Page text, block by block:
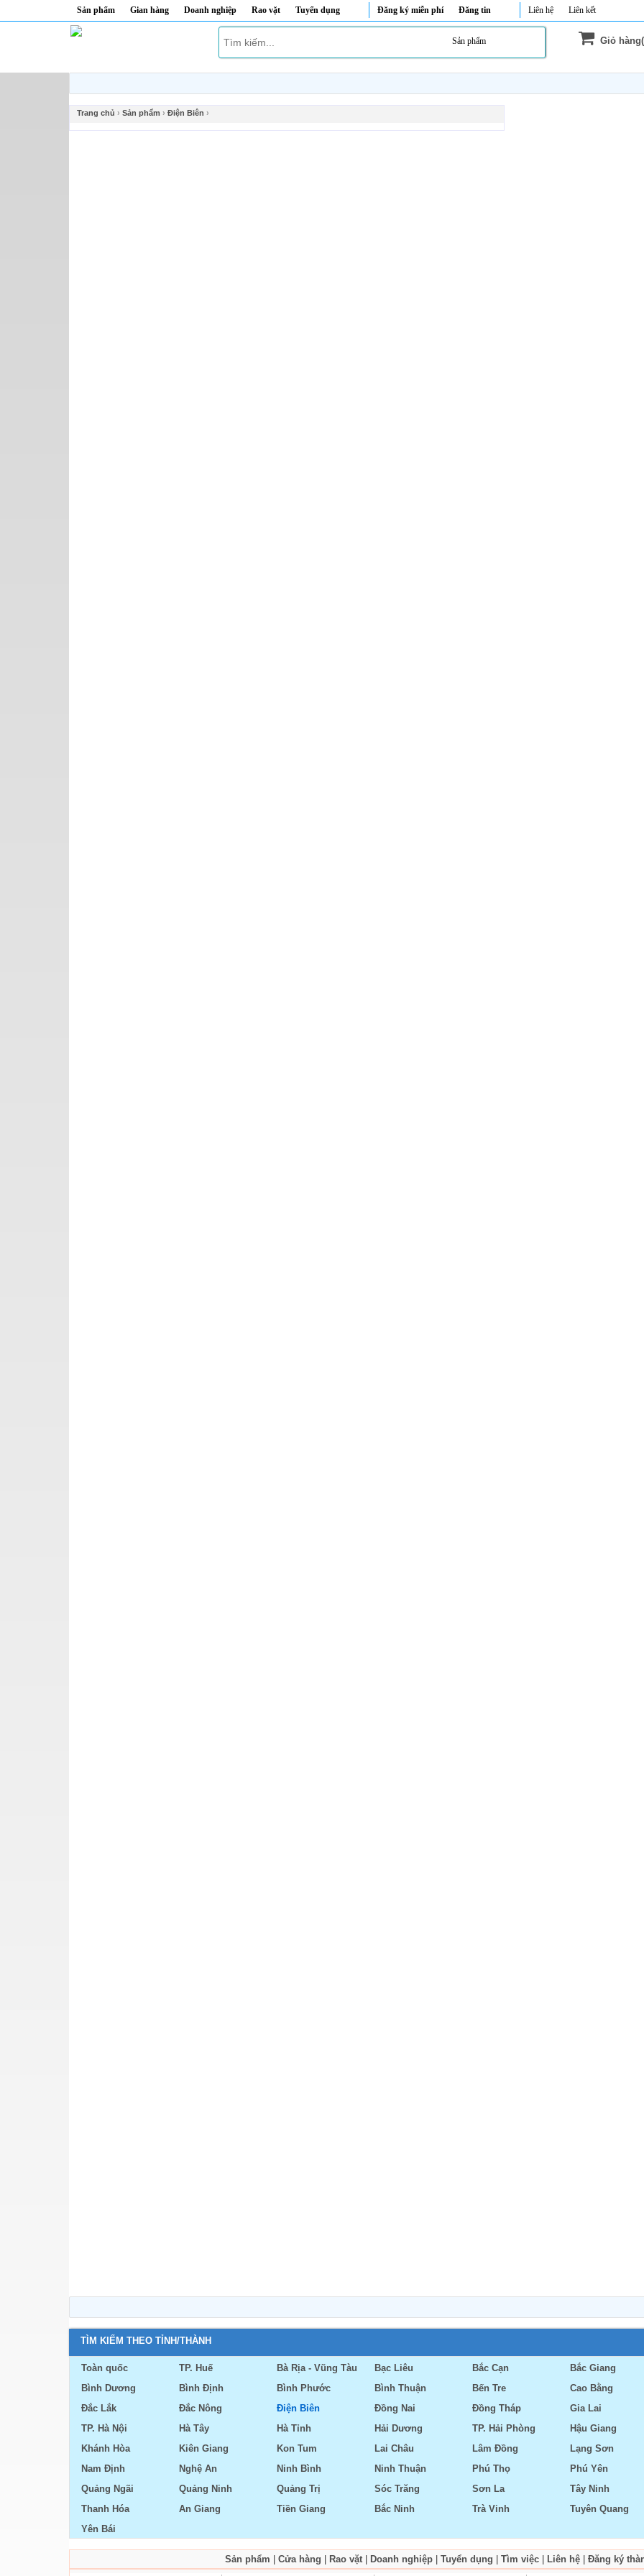
Sản phẩm Gian hàng Doanh nghiệp Rao vặt Tuyển dụng Đăng ký miễn phí Đăng tin Liên hệ Liên kết
Sản phẩm Giỏ
Trang chủ › Sản phẩm › Điện Biên ›
TÌM KIẾM THEO TỈNH/THÀNH
Toàn quốc TP. Huế Bà Rịa - Vũng Tàu Bạc Liêu Bắc Cạn Bắc Giang
Bình Dương
Bình Định Bình Phước Bình Thuận Bến Tre Cao Bằng
Đắc Lắk
Đắc Nông Điện Biên Đồng Nai Đồng Tháp Gia Lai
TP. Hà Nội
Hà Tây Hà Tỉnh Hải Dương TP. Hải Phòng Hậu Giang
Khánh Hòa
Kiên Giang Kon Tum Lai Châu Lâm Đồng Lạng Sơn
Nam Định
Nghệ An Ninh Bình Ninh Thuận Phú Thọ Phú Yên
Quảng Ngãi
Quảng Ninh Quảng Trị Sóc Trăng Sơn La Tây Ninh
Thanh Hóa
An Giang Tiền Giang Bắc Ninh Trà Vinh Tuyên Quang
Yên Bái
Sản phẩm Cửa hàng Rao vặt| Doanh nghiệp| Tuyển dụng Tìm việc| Liên hệ| Đăng ký